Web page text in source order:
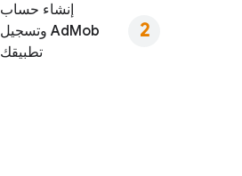
إنشاء حساب
AdMob وتسجيل
تطبيقك